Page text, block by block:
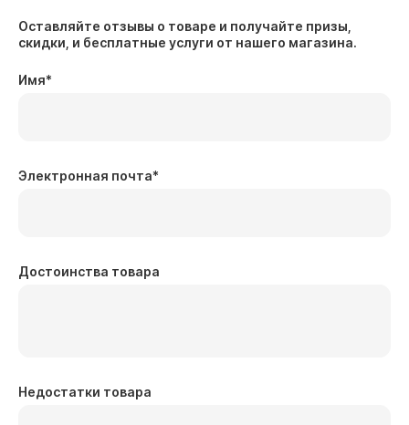
Оставляйте отзывы о товаре и получайте призы,
скидки, и бесплатные услуги от нашего магазина.
Имя*
Электронная почта*
Достоинства товара
Недостатки товара